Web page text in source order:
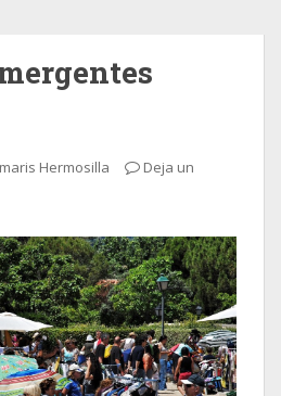
Hermosilla
Deja un